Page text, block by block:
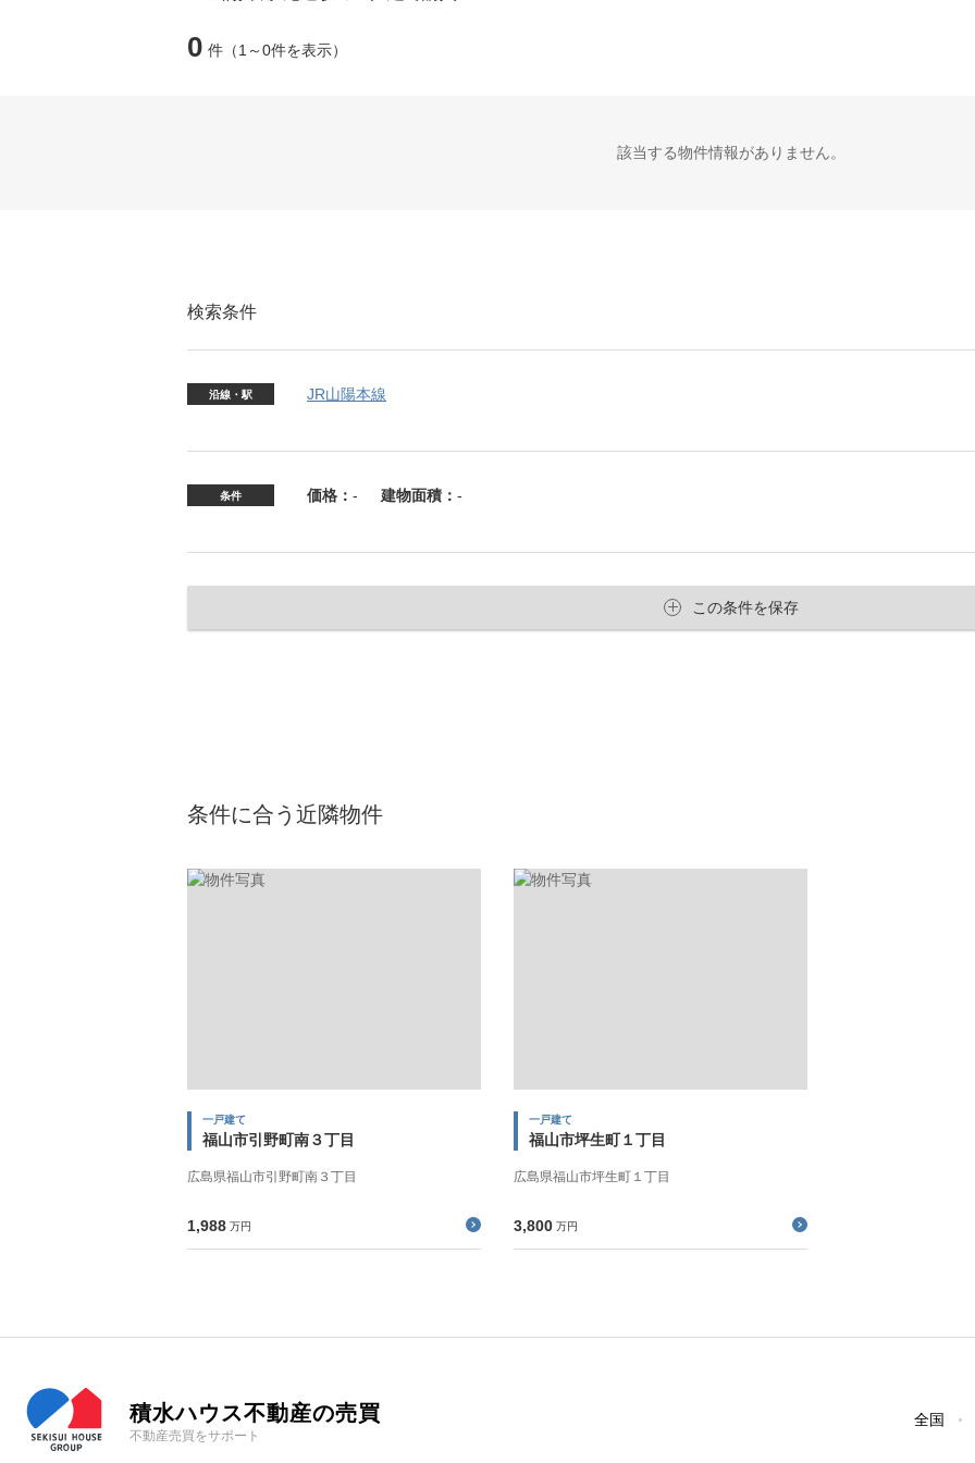
0 件 （1～0件を表示）
該当する物件情報がありません。
検索条件
沿線・駅 JR山陽本線
条件 価格： - 建物面積： -
この条件を保存
条件に合う近隣物件
一戸建て
福山市引野町南３丁目
広島県福山市引野町南３丁目
1,988 万円
一戸建て
福山市坪生町１丁目
広島県福山市坪生町１丁目
3,800 万円
積水ハウス不動産の売買
不動産売買をサポート
全国